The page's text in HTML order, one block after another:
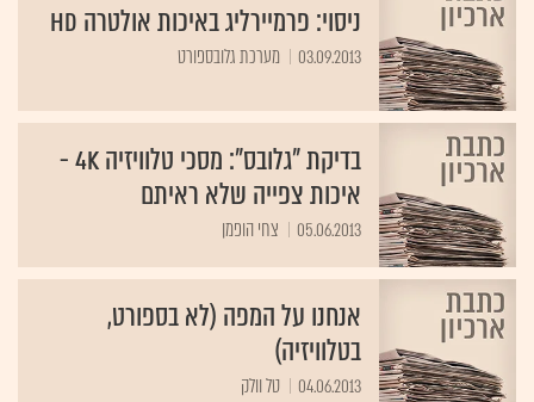
ניסוי: פרמיירליג באיכות אולטרה HD
03.09.2013 מערכת גלובספורט
בדיקת "גלובס": מסכי טלוויזיה 4K -
איכות צפייה שלא ראיתם
05.06.2013 צחי הופמן
אנחנו על המפה (לא בספורט,
בטלוויזיה)
04.06.2013 טל וולק